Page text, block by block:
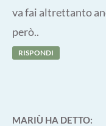
va fai altrettanto
però..
RISPONDI
MARIÙ HA DETTO: